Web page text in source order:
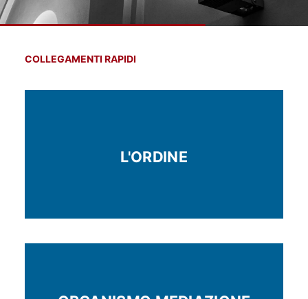
COLLEGAMENTI RAPIDI
L'ORDINE